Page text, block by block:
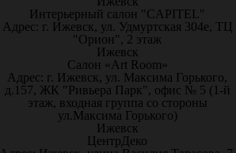
Интерьерный салон "CAPITEL"
Адрес: г. Ижевск, ул. Удмуртская 304е, ТЦ
"Орион", 2 этаж
Ижевск
Салон «Art Room»
Адрес: г. Ижевск, ул. Максима Горького,
д.157, ЖК "Ривьера Парк", офис № 5 (1-й
этаж, входная группа со стороны
ул.Максима Горького)
Ижевск
ЦентрДеко